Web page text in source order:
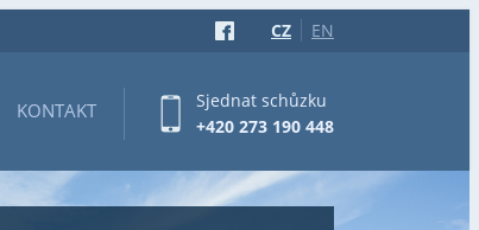
CZ EN
Sjednat schůzku
+420 273 190 448
KONTAKT